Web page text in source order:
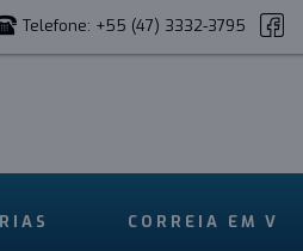
Telefone: +55 (47) 3332-3795
CORREIA EM V